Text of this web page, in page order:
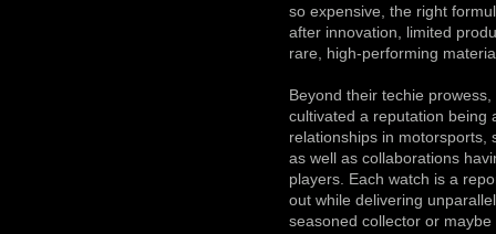
so expensive, the right
after innovation, limited
rare, high-performing
Beyond their techie
cultivated a reputation being
relationships in motorsports,
as well as collaborations
players. Each watch is a
out while delivering
seasoned collector or